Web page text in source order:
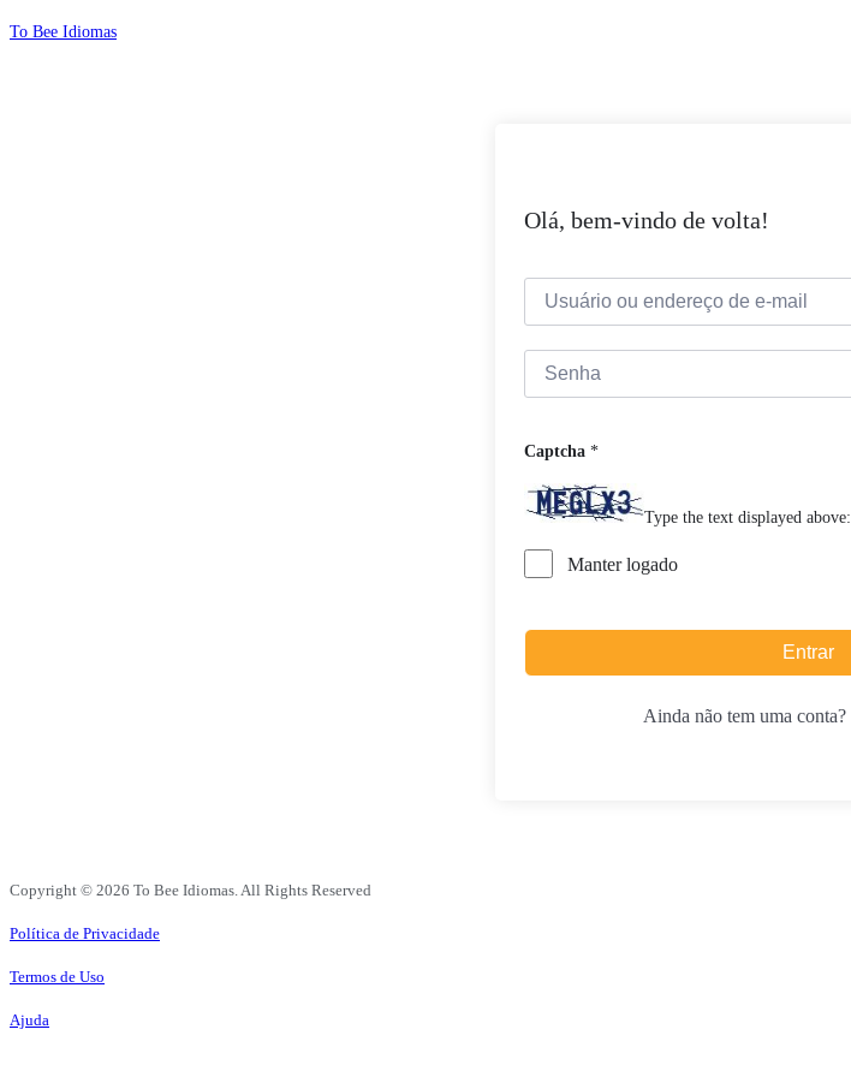
Ir
To Bee Idiomas
Olá, bem-vindo de volta!
Captcha *
Type the text displayed above:
Manter logado
Entrar
Ainda não tem uma conta?
Copyright © 2026 To Bee Idiomas. All Rights Reserved
Política de Privacidade
Termos de Uso
Ajuda